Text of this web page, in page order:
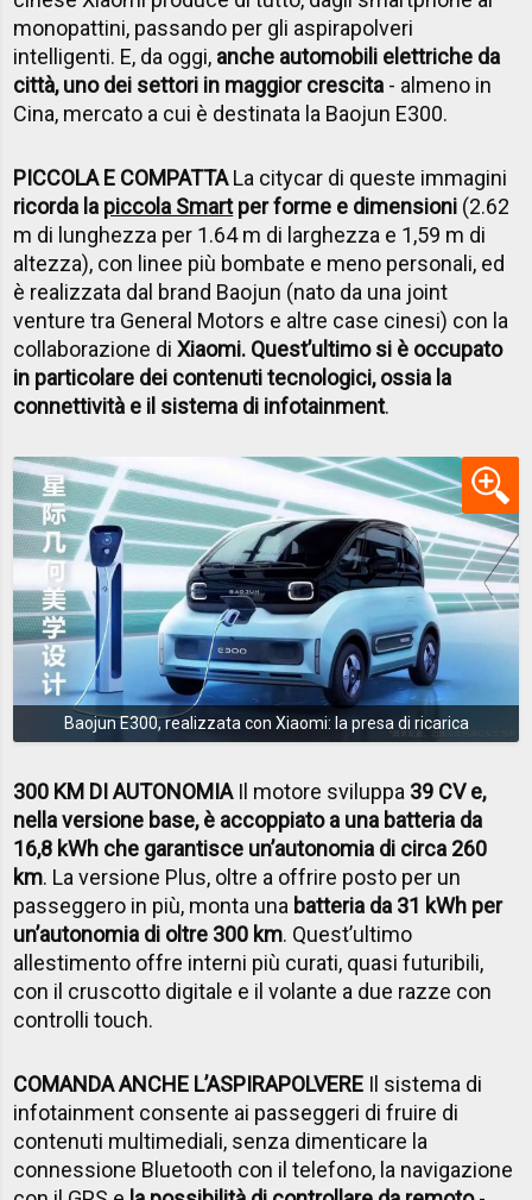
monopattini, passando per gli aspirapolveri
intelligenti. E, da oggi, anche automobili elettriche da
città, uno dei settori in maggior crescita - almeno in
Cina, mercato a cui è destinata la Baojun E300.
PICCOLA E COMPATTALa citycar di queste immagini
ricorda la piccola Smartper forme e dimensioni (2.62
m di lunghezza per 1.64 m di larghezza e 1,59 m di
altezza), con linee più bombate e meno personali, ed
è realizzata dal brand Baojun (nato da una joint
venture tra General Motors e altre case cinesi) con la
collaborazione diXiaomi. Quest’ultimo si è occupato
in particolare dei contenuti tecnologici, ossia la
connettività e il sistema di infotainment.
Baojun E300, realizzata con Xiaomi: la presa di ricarica
300 KM DI AUTONOMIAIl motore sviluppa 39 CV e,
nella versione base, è accoppiato a una batteria da
16,8 kWh che garantisce un’autonomia di circa 260
km. La versione Plus, oltre a offrire posto per un
passeggero in più, monta una batteria da 31 kWh per
un’autonomia di oltre 300 km. Quest’ultimo
allestimento offre interni più curati, quasi futuribili,
con il cruscotto digitale e il volante a due razze con
controlli touch.
COMANDA ANCHE L’ASPIRAPOLVERE Il sistema di
infotainment consente ai passeggeri di fruire di
contenuti multimediali, senza dimenticare la
connessione Bluetooth con il telefono, la navigazione